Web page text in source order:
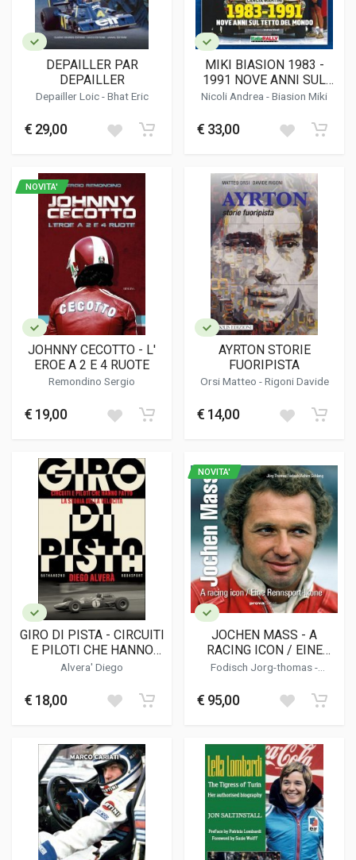
DEPAILLER PAR
DEPAILLER
Depailler Loic - Bhat Eric
€ 29,00
MIKI BIASION 1983 -
1991 NOVE ANNI SUL
TETTO DEL MONDO
Nicoli Andrea -Biasion Miki
€ 33,00
NOVITA'
JOHNNY CECOTTO - L'
EROE A 2 E 4 RUOTE
Remondino Sergio
€ 19,00
AYRTON STORIE
FUORIPISTA
Orsi Matteo - Rigoni Davide
€ 14,00
GIRO DI PISTA - CIRCUITI
E PILOTI CHE HANNO
FATTO LA STORIA DELLA
Alvera' Diego
€ 18,00
NOVITA'
JOCHEN MASS - A
RACING ICON / EINE
RENNSPORT-IKONE
Fodisch Jorg-thomas-
€ 95,00